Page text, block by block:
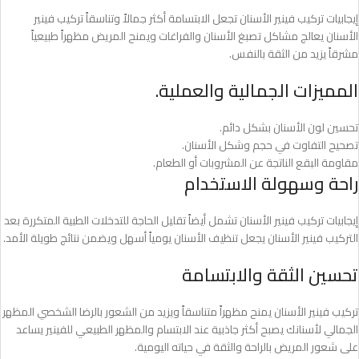
إيجابيات تركيب فينير الأسنان تجعل الابتسامة أكثر جمالاً وتناسقاً تركيب فينير
الأسنان يعالج مشاكل تصبغ الأسنان والفراغات ويمنح المريض مظهراً طبيعياً
مشرقاً يزيد من الثقة بالنفس.
المميزات الجمالية والعملية.
تحسين لون الأسنان بشكل دائم.
تصحيح التفاوت في حجم وشكل الأسنان.
مقاومة البقع الناتجة عن المشروبات أو الطعام.
راحة وسهولة الاستخدام
إيجابيات تركيب فينير الأسنان تشمل أيضاً تقليل الحاجة للتدخلات الطبية المتكررة بعد
التركيب فينير الأسنان يجعل تنظيف الأسنان يومياً أسهل ويضمن نتائج طويلة الأمد.
تحسين الثقة والابتسامة
تركيب فينير الأسنان يمنح مظهراً متناسقاً ويزيد من الشعور بالرضا الشخصي المظهر
الجمالي لأسنانك يصبح أكثر جاذبية عند الابتسام والمظهر الطبيعي للفينير يساعد
على شعور المريض بالراحة والثقة في حياته اليومية.